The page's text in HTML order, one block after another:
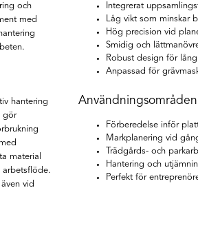
och
med
hantering
gör
material
arbetsflöde.
vid
Integrerat
Låg vikt som minskar
Hög precision vid
Smidig och
Robust design för
Anpassad för
Användningsområden
Förberedelse inför
Markplanering vid
Trädgårds- och
Hantering och
Perfekt för